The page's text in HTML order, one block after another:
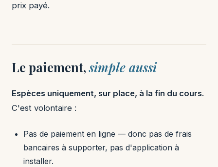
prix payé.
Le paiement,simple aussi
Espèces uniquement, sur place, à la fin du cours.
C'est volontaire :
Pas de paiement en ligne — donc pas de frais
bancaires à supporter, pas d'application à
installer.